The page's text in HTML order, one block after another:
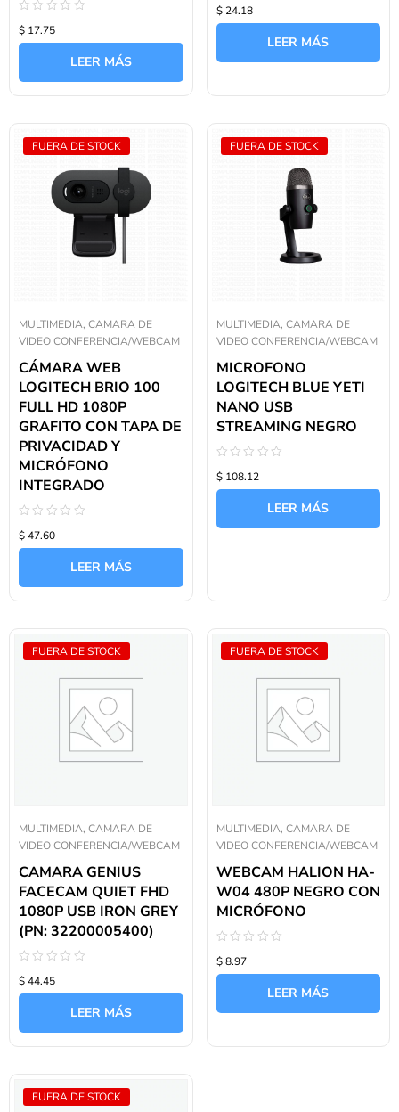
con
0
$ 17.75
LEER MÁS
con
0
$ 24.18
LEER MÁS
FUERA DE STOCK
MULTIMEDIA, CAMARA DE
VIDEO CONFERENCIA/WEBCAM
CÁMARA WEB
LOGITECH BRIO 100
FULL HD 1080P
GRAFITO CON TAPA DE
PRIVACIDAD Y
MICRÓFONO
INTEGRADO
con
0
$ 47.60
LEER MÁS
FUERA DE STOCK
MULTIMEDIA, CAMARA DE
VIDEO CONFERENCIA/WEBCAM
MICROFONO
LOGITECH BLUE YETI
NANO USB
STREAMING NEGRO
con
0
$ 108.12
LEER MÁS
FUERA DE STOCK
MULTIMEDIA, CAMARA DE
VIDEO CONFERENCIA/WEBCAM
CAMARA GENIUS
FACECAM QUIET FHD
1080P USB IRON GREY
(PN: 32200005400)
con
0
$ 44.45
LEER MÁS
FUERA DE STOCK
MULTIMEDIA, CAMARA DE
VIDEO CONFERENCIA/WEBCAM
WEBCAM HALION HA-
W04 480P NEGRO CON
MICRÓFONO
con
0
$ 8.97
LEER MÁS
FUERA DE STOCK